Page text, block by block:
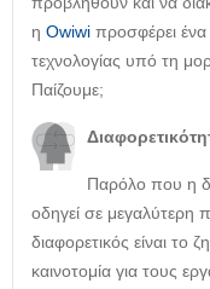
η Owiwi προσφέρει ένα
τεχνολογίας υπό τη
Παίζουμε;
Παρόλο που η
οδηγεί σε μεγαλύτερη
διαφορετικός είναι το
καινοτομία για τους